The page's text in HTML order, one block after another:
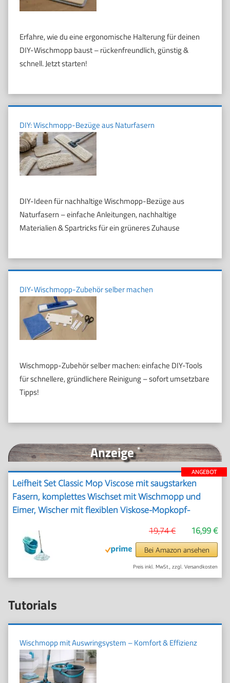
Anzeige*
ANGEBOT
Leifheit Set Classic Mop Viscose mit saugstarken
Fasern, komplettes Wischset mit Wischmopp und
Eimer, Wischer mit flexiblen Viskose-Mopkopf-
16,99 €
19,74 €
Bei Amazon ansehen
Preis inkl. MwSt., zzgl. Versandkosten
Erfahre, wie du eine ergonomische Halterung für deinen
DIY-Wischmopp baust – rückenfreundlich, günstig &
schnell. Jetzt starten!
DIY: Wischmopp-Bezüge aus Naturfasern
DIY-Ideen für nachhaltige Wischmopp-Bezüge aus
Naturfasern – einfache Anleitungen, nachhaltige
Materialien & Spartricks für ein grüneres Zuhause
DIY-Wischmopp-Zubehör selber machen
Wischmopp-Zubehör selber machen: einfache DIY-Tools
für schnellere, gründlichere Reinigung – sofort umsetzbare
Tipps!
Tutorials
Wischmopp mit Auswringsystem – Komfort & Effizienz